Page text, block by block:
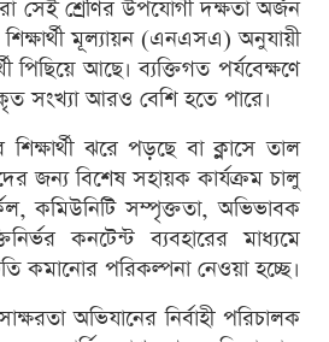
সেই শ্রেণির উপযোগী দক্ষতা অর্জন
মূল্যায়ন (এনএসএ) অনুযায়ী
পিছিয়ে আছে। ব্যক্তিগত পর্যবেক্ষণে
সংখ্যা আরও বেশি হতে পারে।
শিক্ষার্থী ঝরে পড়ছে বা ক্লাসে তাল
জন্য বিশেষ সহায়ক কার্যক্রম চালু
কমিউনিটি সম্পৃক্ততা, অভিভাবক
কনটেন্ট ব্যবহারের মাধ্যমে
কমানোর পরিকল্পনা নেওয়া হচ্ছে।
অভিযানের নির্বাহী পরিচালক